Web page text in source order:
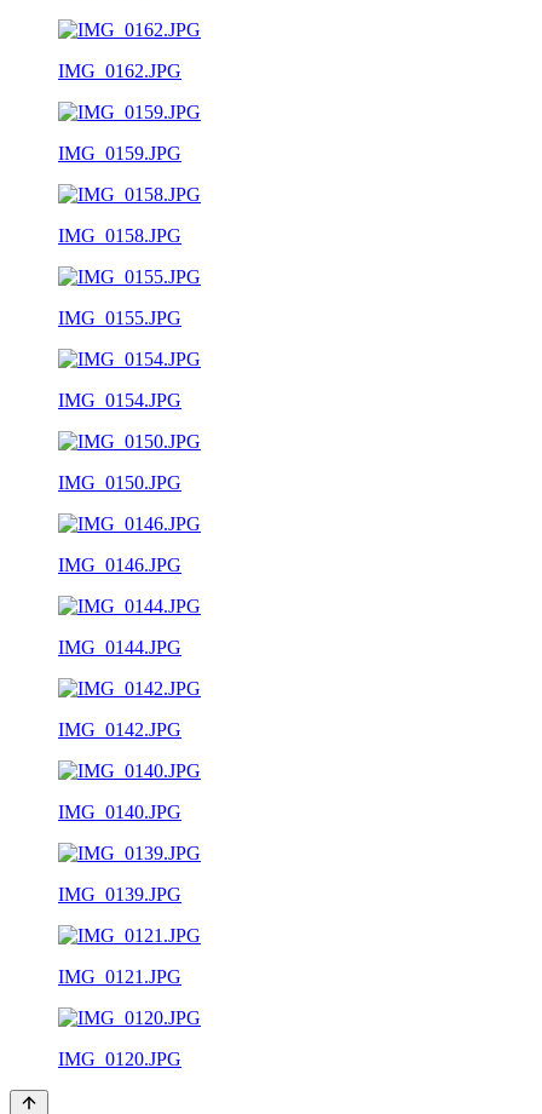
IMG_0162.JPG
IMG_0159.JPG
IMG_0158.JPG
IMG_0155.JPG
IMG_0154.JPG
IMG_0150.JPG
IMG_0146.JPG
IMG_0144.JPG
IMG_0142.JPG
IMG_0140.JPG
IMG_0139.JPG
IMG_0121.JPG
IMG_0120.JPG